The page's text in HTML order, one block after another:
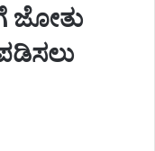
ಜೋತು